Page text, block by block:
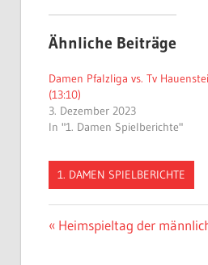
Ähnliche Beiträge
Damen Pfalzliga vs. Tv
(13:10)
3. Dezember 2023
In "1. Damen Spielberichte"
1. DAMEN SPIELBERICHTE
Beitragsnavigation
Vorheriger
Heimspieltag der